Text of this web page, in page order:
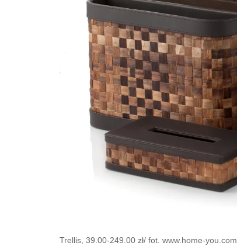
Trellis, 39.00-249.00 zł/ fot. www.home-you.com